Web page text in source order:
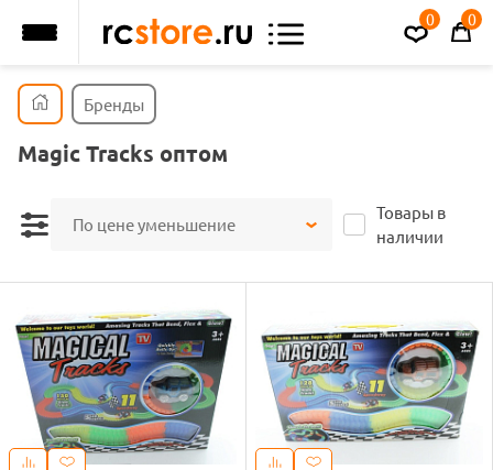
0 0
Бренды
Magic Tracks оптом
По цене уменьшение
Товары в
наличии